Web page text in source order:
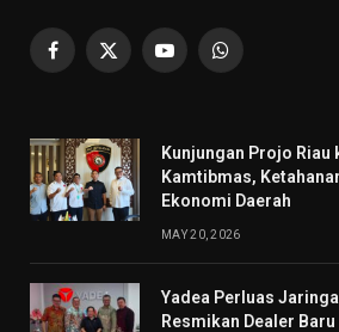
Facebook
X
YouTubeWhatsApp
Kunjungan Projo Riau
Kamtibmas,
Ekonomi Daerah
MAY 20, 2026
Yadea Perluas
Resmikan Dealer